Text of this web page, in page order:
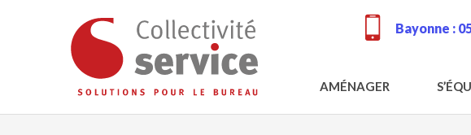
Bayonne :
AMÉNAGER
Déplier menu